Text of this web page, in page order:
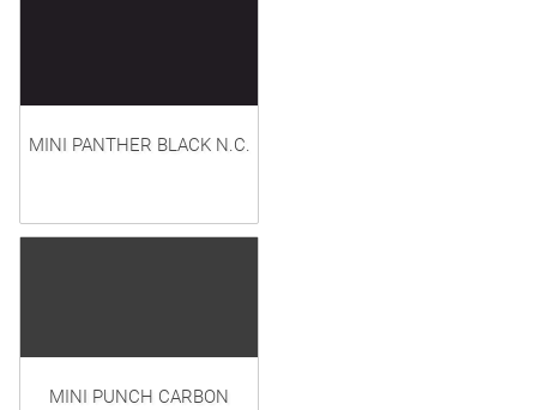
MINI PANTHER BLACK N.C.
MINI PUNCH CARBON